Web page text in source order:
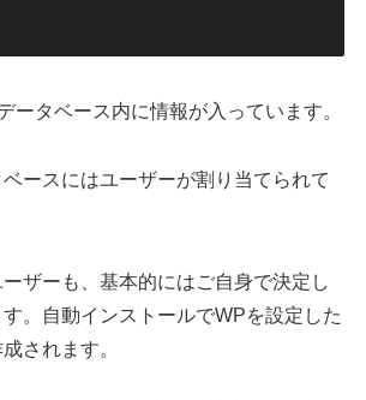
ータベース内に情報が入っています。
ースにはユーザーが割り当てられて
ザーも、基本的にはご自身で決定し
。自動インストールでWPを設定した
されます。